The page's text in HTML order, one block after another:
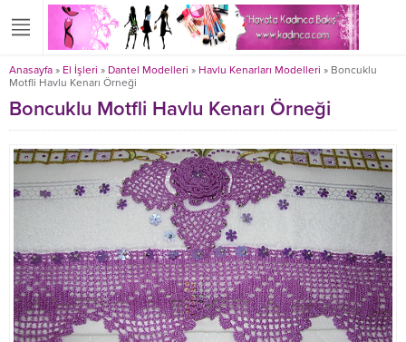
Anasayfa » El İşleri » Dantel Modelleri » Havlu Kenarları Modelleri » Boncuklu
Motfli Havlu Kenarı Örneği
Boncuklu Motfli Havlu Kenarı Örneği